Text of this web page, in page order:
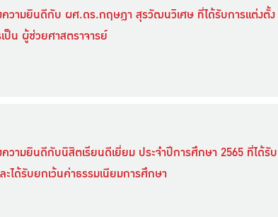
วามยินดีกับ ผศ.ดร.กฤษฎา สุรวัฒนวิเศษ ที่ได้รับการแต่งตั้ง
ป็น ผู้ช่วยศาสตราจารย์
วามยินดีกับนิสิตเรียนดีเยี่ยม ประจำปีการศึกษา 2565 ที่ได้รับ
ได้รับยกเว้นค่าธรรมเนียมการศึกษา